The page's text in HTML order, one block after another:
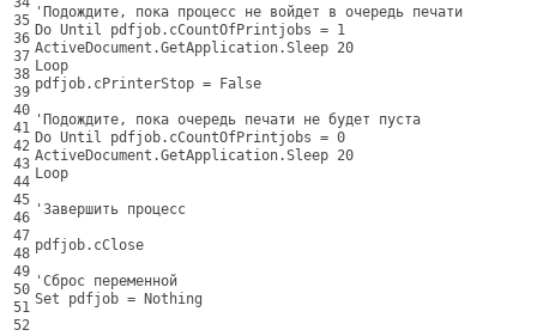
35
36
37
38
39
40
41
42
43
44
45
46
47
48
49
50
51
52
'Подождите, пока процесс не войдет в очередь печати
Do Until pdfjob.cCountOfPrintjobs = 1
ActiveDocument.GetApplication.Sleep 20
Loop
pdfjob.cPrinterStop = False
' Подождите, пока очередь печати не будет
пуста
Do Until pdfjob. cCountOfPrintjobs = 0
ActiveDocument .GetApplication.Sleep 20
Loop
'Завершить процесс
pdfjob.cClose
' Сброс переменной
Set pdfjob = Nothing